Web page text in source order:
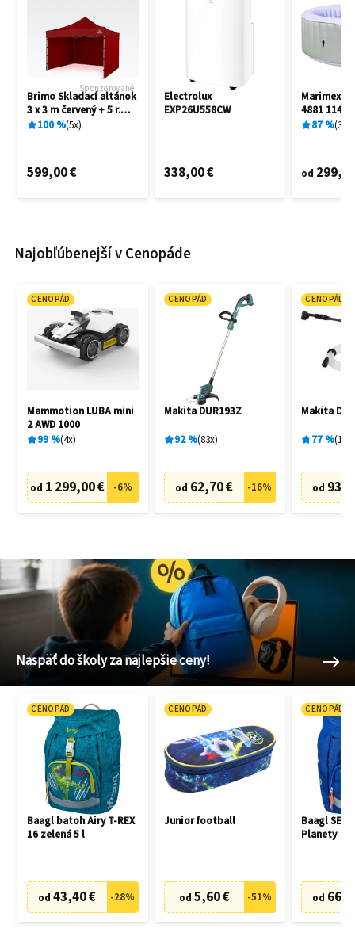
Sponzorované
Brimo Skladací altánok
3 x 3 m červený + 5 r.
záruka
100% 5x
599,00 €
Electrolux
EXP26U558CW
338,00 €
Marimex
4881
87% 3
od
Najobľúbenejší v Cenopáde
CENOPÁD
Mammotion LUBA mini
2 AWD 1000
99% 4x
od 1 299,00 € -6%
CENOPÁD
Makita DUR193Z
92% 83x
od 62,70 € -16%
CENOPÁD
Makita
77% 19
od
Naspäť do školy za najlepšie ceny!
CENOPÁD
Baagl batoh Airy T-REX
16 zelená 5 l
od 43,40 € -28%
CENOPÁD
Junior football
od 5,60 € -51%
CENOPÁD
Baagl SET
Planety
od